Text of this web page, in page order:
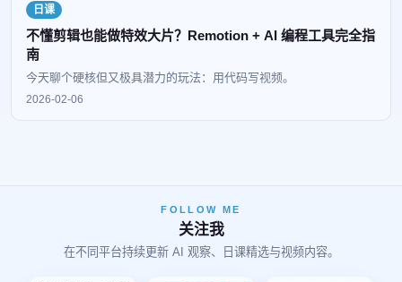
日课
不懂剪辑也能做特效大片？Remotion + AI 编程工具完全指
南
今天聊个硬核但又极具潜力的玩法：用代码写视频。
2026-02-06
FOLLOW ME
关注我
在不同平台持续更新 AI 观察、日课精选与视频内容。